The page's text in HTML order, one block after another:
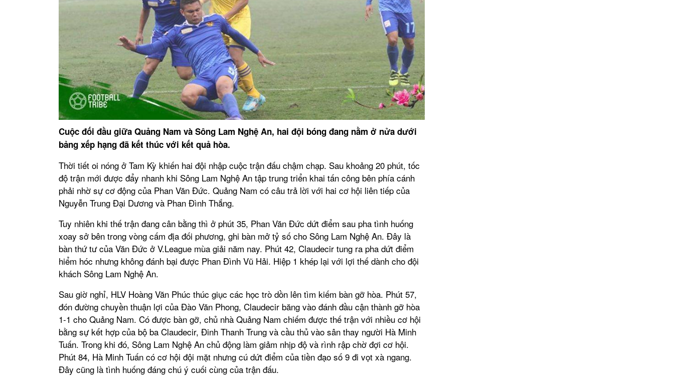
Cuộc đối đầu giữa Quảng Nam và Sông Lam Nghệ An, hai đội bóng đang nằm ở nửa dưới
bảng xếp hạng đã kết thúc với kết quả hòa.
Thời tiết oi nóng ở Tam Kỳ khiến hai đội nhập cuộc trận đấu chậm chạp. Sau khoảng 20 phút, tốc
độ trận mới được đẩy nhanh khi Sông Lam Nghệ An tập trung triển khai tấn công bên phía cánh
phải nhờ sự cơ động của Phan Văn Đức. Quảng Nam có câu trả lời với hai cơ hội liên tiếp của
Nguyễn Trung Đại Dương và Phan Đình Thắng.
Tuy nhiên khi thế trận đang cân bằng thì ở phút 35, Phan Văn Đức dứt điểm sau pha tình huống
xoay sở bên trong vòng cấm địa đối phương, ghi bàn mở tỷ số cho Sông Lam Nghệ An. Đây là
bàn thứ tư của Văn Đức ở V.League mùa giải năm nay. Phút 42, Claudecir tung ra pha dứt điểm
hiểm hóc nhưng không đánh bại được Phan Đình Vũ Hải. Hiệp 1 khép lại với lợi thế dành cho đội
khách Sông Lam Nghệ An.
Sau giờ nghỉ, HLV Hoàng Văn Phúc thúc giục các học trò dồn lên tìm kiếm bàn gỡ hòa. Phút 57,
đón đường chuyền thuận lợi của Đào Văn Phong, Claudecir băng vào đánh đầu cận thành gỡ hòa
1-1 cho Quảng Nam. Có được bàn gỡ, chủ nhà Quảng Nam chiếm được thế trận với nhiều cơ hội
bằng sự kết hợp của bộ ba Claudecir, Đinh Thanh Trung và cầu thủ vào sân thay người Hà Minh
Tuấn. Trong khi đó, Sông Lam Nghệ An chủ động làm giảm nhịp độ và rình rập chờ đợi cơ hội.
Phút 84, Hà Minh Tuấn có cơ hội đội mặt nhưng cú dứt điểm của tiền đạo số 9 đi vọt xà ngang.
Đây cũng là tình huống đáng chú ý cuối cùng của trận đấu.